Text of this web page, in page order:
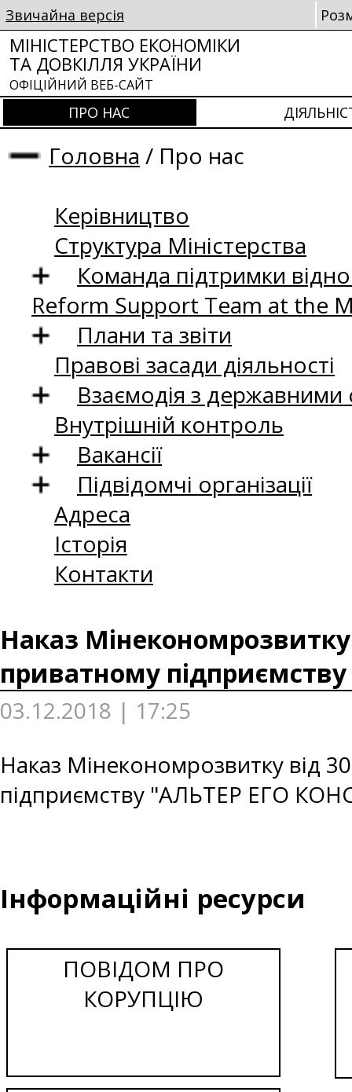
Звичайна версія
МІНІСТЕРСТВО ЕКОНОМІКИ
ТА ДОВКІЛЛЯ УКРАЇНИ
ОФІЦІЙНИЙ ВЕБ-САЙТ
ПРО НАС
Головна / Про нас
Керівництво
Структура Міністерства
Команда підтримки
Reform Support Team at the
Плани та звіти
Правові засади діяльності
Взаємодія з
Внутрішній контроль
Вакансії
Підвідомчі організації
Адреса
Історія
Контакти
Наказ Мінекономрозвитку
приватному
03.12.2018 | 17:25
Наказ Мінекономрозвитку від
підприємству "АЛЬТЕР ЕГО
Інформаційні ресурси
ПОВІДОМ ПРО
КОРУПЦІЮ